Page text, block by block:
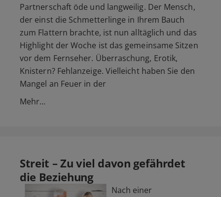
Partnerschaft öde und langweilig. Der Mensch,
der einst die Schmetterlinge in Ihrem Bauch
zum Flattern brachte, ist nun alltäglich und das
Highlight der Woche ist das gemeinsame Sitzen
vor dem Fernseher. Überraschung, Erotik,
Knistern? Fehlanzeige. Vielleicht haben Sie den
Mangel an Feuer in der
Mehr…
Streit – Zu viel davon gefährdet
die Beziehung
Nach einer